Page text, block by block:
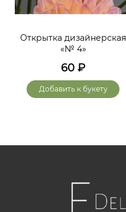
Открытка дизайнерская
«№ 4»
60 ₽
Добавить к букету